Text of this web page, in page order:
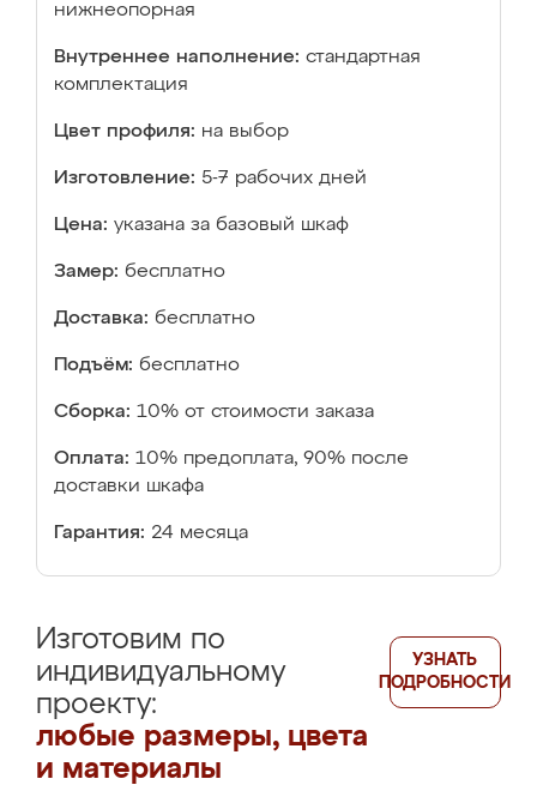
нижнеопорная
Внутреннее наполнение: стандартная
комплектация
Цвет профиля: на выбор
Изготовление: 5-7 рабочих дней
Цена: указана за базовый шкаф
Замер: бесплатно
Доставка: бесплатно
Подъём: бесплатно
Сборка: 10% от стоимости заказа
Оплата: 10% предоплата, 90% после
доставки шкафа
Гарантия: 24 месяца
Изготовим по
индивидуальному
проекту:
любые размеры, цвета
и материалы
УЗНАТЬ
ПОДРОБНОСТИ